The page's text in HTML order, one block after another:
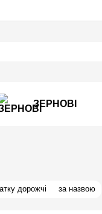
ЗЕРНОВІ
дорожчі за назвою